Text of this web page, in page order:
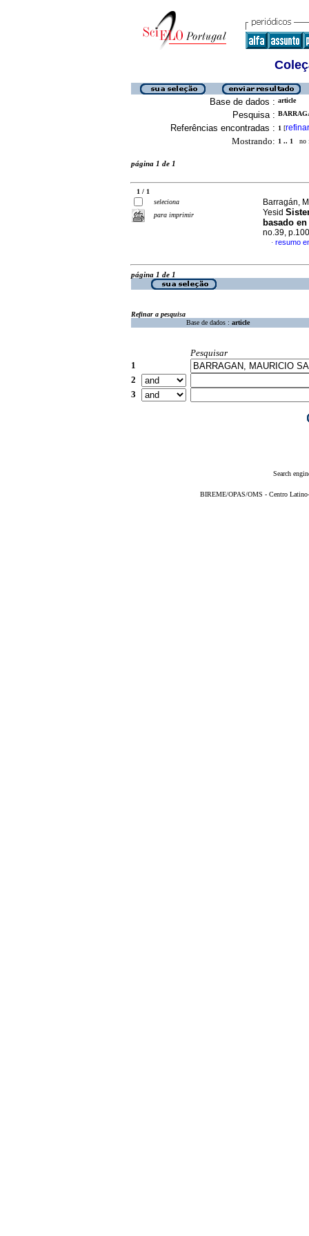
Base de dados : article
Pesquisa :
Referências encontradas : 1 [refinar
Mostrando: 1 .. 1 no
página 1 de 1
1 / 1
seleciona
para imprimir
Barragán,
Yesid
basado
no.39,
· resumo
página 1 de 1
Refinar a pesquisa
Base de dados : article
Pesquisar
1
2
3
Search
BIREME/OPAS/OMS - Centro Latino-